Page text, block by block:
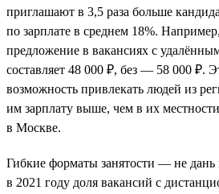
приглашают в 3,5 раза больше
по зарплате в среднем 18%.
предложение в вакансиях с
составляет 48 000 ₽, без — 58 000 ₽.
возможность привлекать людей из
им зарплату выше, чем в их
в Москве.
Гибкие форматы занятости — не дань
в 2021 году доля вакансий с